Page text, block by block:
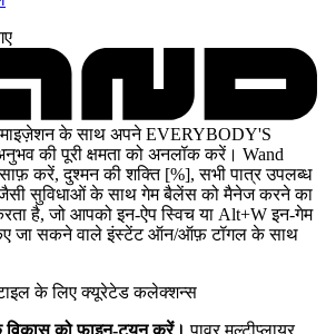
के साथ अपने EVERYBODY'S
की पूरी क्षमता को अनलॉक करें। Wand
साफ़ करें, दुश्मन की शक्ति [%], सभी पात्र उपलब्ध
सुविधाओं के साथ गेम बैलेंस को मैनेज करने का
है, जो आपको इन-ऐप स्विच या Alt+W इन-गेम
जा सकने वाले इंस्टेंट ऑन/ऑफ़ टॉगल के साथ
के लिए क्यूरेटेड कलेक्शन्स
को फ़ाइन-ट्यून करें। पावर मल्टीप्लायर,